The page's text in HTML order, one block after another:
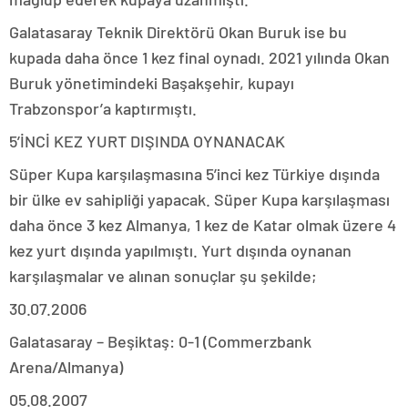
Galatasaray Teknik Direktörü Okan Buruk ise bu
kupada daha önce 1 kez final oynadı. 2021 yılında Okan
Buruk yönetimindeki Başakşehir, kupayı
Trabzonspor’a kaptırmıştı.
5’İNCİ KEZ YURT DIŞINDA OYNANACAK
Süper Kupa karşılaşmasına 5’inci kez Türkiye dışında
bir ülke ev sahipliği yapacak. Süper Kupa karşılaşması
daha önce 3 kez Almanya, 1 kez de Katar olmak üzere 4
kez yurt dışında yapılmıştı. Yurt dışında oynanan
karşılaşmalar ve alınan sonuçlar şu şekilde;
30.07.2006
Galatasaray – Beşiktaş: 0-1 (Commerzbank
Arena/Almanya)
05.08.2007